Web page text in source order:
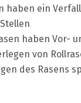
haben ein
haben Vor-
von
des Rasens